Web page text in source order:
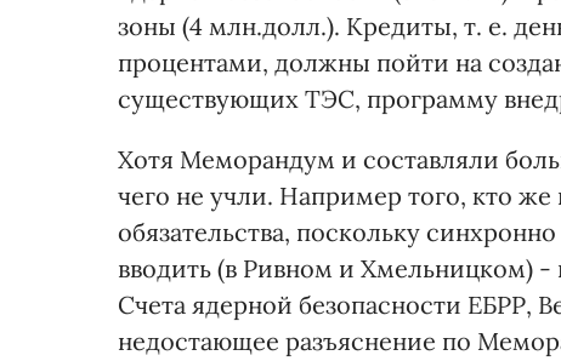
зоны (4 млн.долл.). Кредиты, т. е.
процентами, должны пойти на
существующих ТЭС, программу
Хотя Меморандум и составляли
чего не учли. Например того, кто
обязательства, поскольку
вводить (в Ривном и Хмельницком)
Счета ядерной безопасности ЕБРР,
недостающее разъяснение по